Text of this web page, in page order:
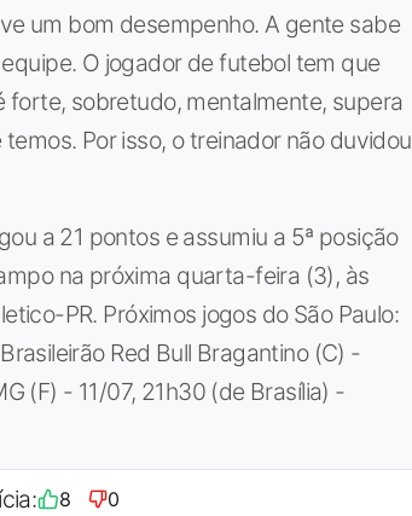
um bom desempenho. A gente sabe
O jogador de futebol tem que
forte, sobretudo, mentalmente, supera
Por isso, o treinador não duvidou
a 21 pontos e assumiu a 5ª posição
na próxima quarta-feira (3), às
PR. Próximos jogos do São Paulo:
Red Bull Bragantino (C) -
(F) - 11/07, 21h30 (de Brasília) -
8 0